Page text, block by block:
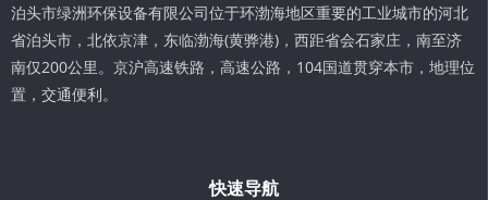
泊头市绿洲环保设备有限公司位于环渤海地区重要的工业城市的河北
省泊头市，北依京津，东临渤海(黄骅港)，西距省会石家庄，南至济
南仅200公里。京沪高速铁路，高速公路，104国道贯穿本市，地理位
置，交通便利。
快速导航